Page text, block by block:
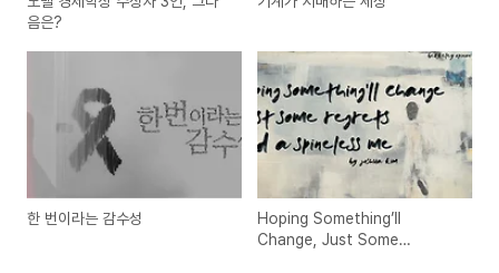
음은?
한 번이라는 감수성
Hoping Something’ll
Change, Just Some